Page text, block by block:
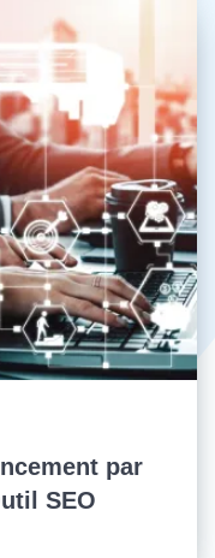
par
SEO